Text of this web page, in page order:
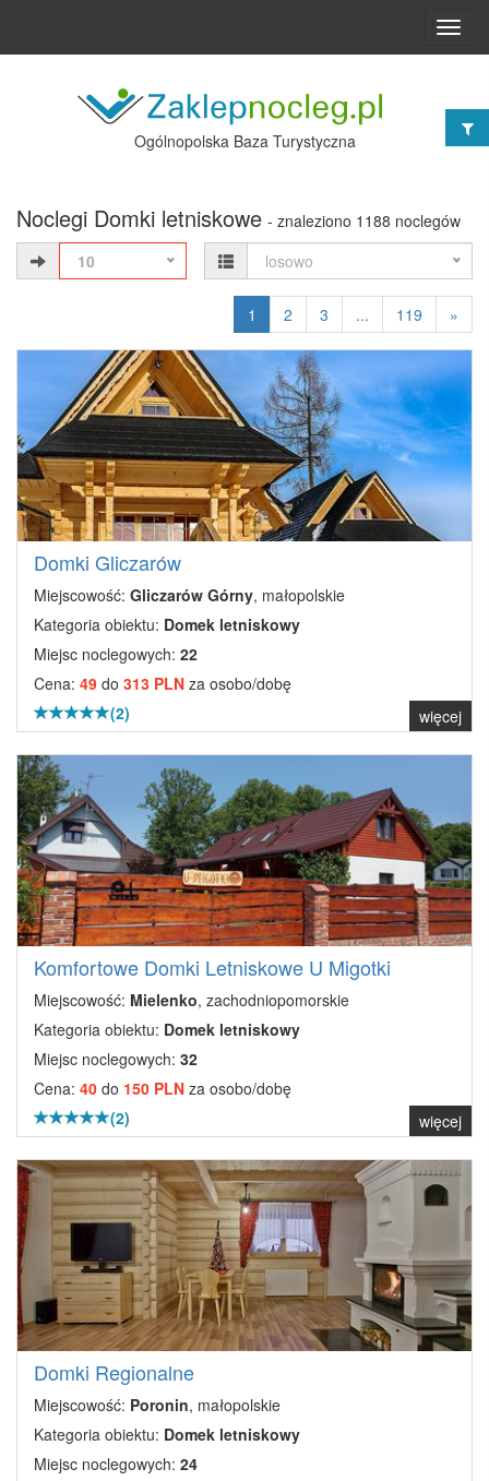
Ogólnopolska Baza Turystyczna
Noclegi Domki letniskowe - znaleziono 1188 noclegów
10
losowo
1 2 3 ... 119 »
Domki Gliczarów
Miejscowość: Gliczarów Górny, małopolskie
Kategoria obiektu: Domek letniskowy
Miejsc noclegowych: 22
Cena: 49 do 313 PLN za osobo/dobę
(2)
więcej
Komfortowe Domki Letniskowe U Migotki
Miejscowość: Mielenko, zachodniopomorskie
Kategoria obiektu: Domek letniskowy
Miejsc noclegowych: 32
Cena: 40 do 150 PLN za osobo/dobę
(2)
więcej
Domki Regionalne
Miejscowość: Poronin, małopolskie
Kategoria obiektu: Domek letniskowy
Miejsc noclegowych: 24